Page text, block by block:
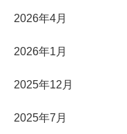
2026年4月
2026年1月
2025年12月
2025年7月